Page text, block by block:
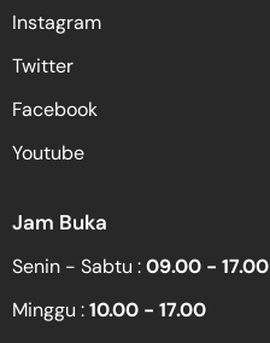
Instagram
Twitter
Facebook
Youtube
Jam Buka
Senin - Sabtu :09.00 - 17.00
Minggu :10.00 - 17.00